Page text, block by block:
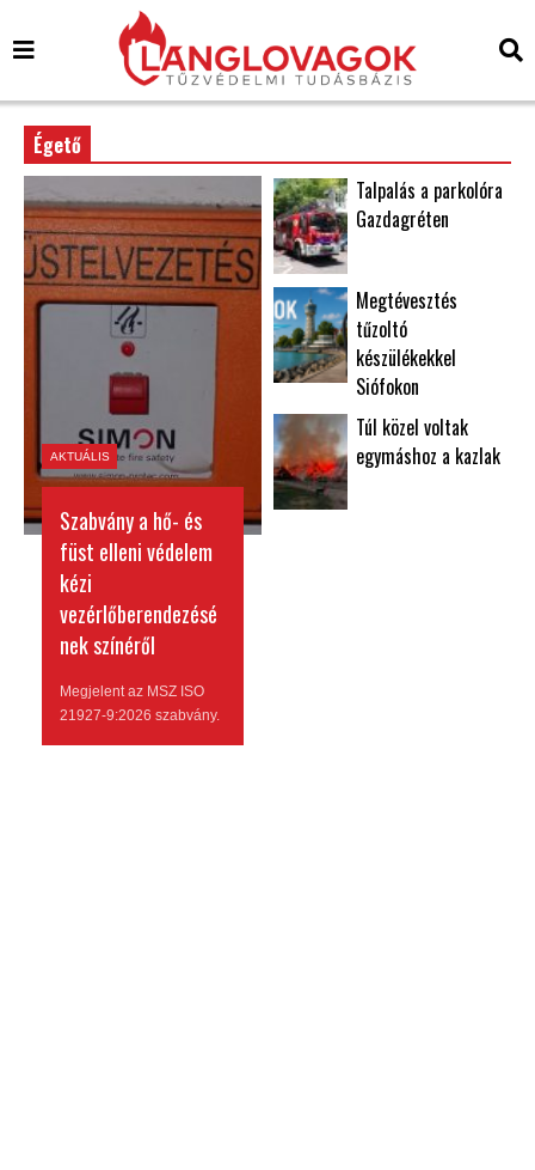
Égető
AKTUÁLIS
Szabvány a hő- és
füst elleni védelem
kézi
vezérlőberendezésé
nek színéről
Megjelent az MSZ ISO
21927-9:2026 szabvány.
Talpalás a parkolóra
Gazdagréten
Megtévesztés
tűzoltó
készülékekkel
Siófokon
Túl közel voltak
egymáshoz a kazlak